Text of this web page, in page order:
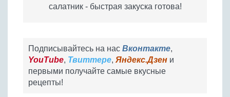
салатник - быстрая закуска готова!
Подписывайтесь на нас Вконтакте,
YouTube, Твиттере, Яндекс.Дзен и
первыми получайте самые вкусные
рецепты!